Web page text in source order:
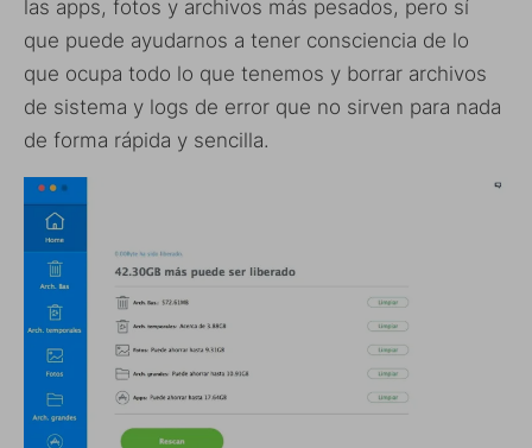
las apps, fotos y archivos más pesados, pero sí
que puede ayudarnos a tener consciencia de lo
que ocupa todo lo que tenemos y borrar archivos
de sistema y logs de error que no sirven para nada
de forma rápida y sencilla.